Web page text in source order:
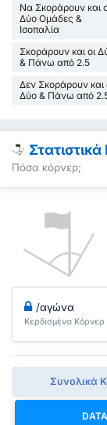
Να Σκοράρουν και
Δύο Ομάδες &
Ισοπαλία
Σκοράρουν και οι
& Πάνω από 2.5
Δεν Σκοράρουν και
Δύο & Πάνω από
Πόσα κόρνερ;
/αγώνα
Κερδισμένα Κόρνερ
Συνολικά